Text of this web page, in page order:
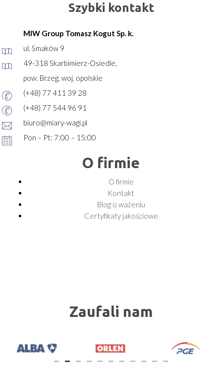
Szybki kontakt
MIW Group Tomasz Kogut Sp. k.
ul. Smaków 9
49-318 Skarbimierz-Osiedle,
pow. Brzeg, woj. opolskie
(+48) 77 411 39 28
(+48) 77 544 96 91
biuro@miary-wagi.pl
Pon – Pt: 7:00 – 15:00
O firmie
O firmie
Kontakt
Blog o ważeniu
Certyfikaty jakościowe
Zaufali nam